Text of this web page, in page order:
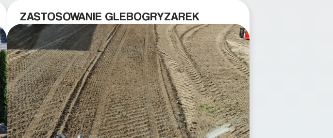
ZASTOSOWANIE GLEBOGRYZAREK